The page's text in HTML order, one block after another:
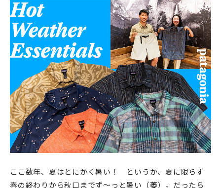
ここ数年、夏はとにかく暑い！ というか、夏に限らず
春の終わりから秋口までず〜っと暑い（萎）。だったら